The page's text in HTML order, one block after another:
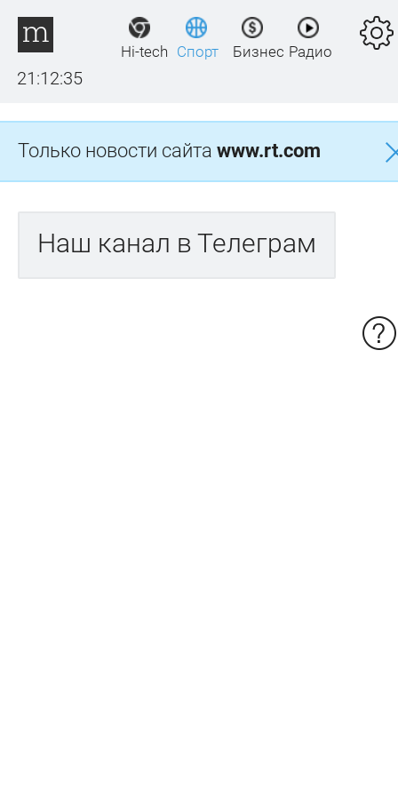
21:12:36
Hi-tech Спорт Бизнес Радио
Только новости сайта www.rt.com
Наш канал в Телеграм